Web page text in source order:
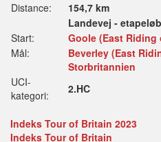
Distance:
154,7 km
Landevej - etapeløb
Start:
Goole (East
Mål:
Beverley (East
Storbritannien
UCI-
kategori:
2.HC
Indeks Tour of Britain 2023
Indeks Tour of Britain